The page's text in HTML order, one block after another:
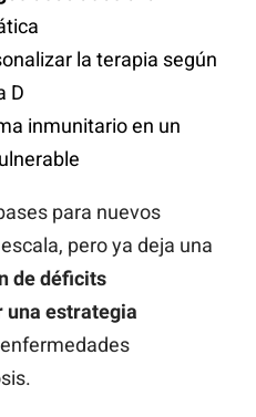
la terapia según
D
inmunitario en un
para nuevos
pero ya deja una
de déficits
una estrategia